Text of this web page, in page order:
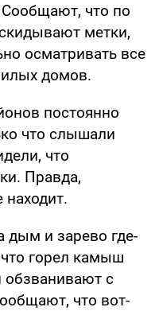
что по
метки,
осматривать все
домов.
постоянно
что слышали
что
Правда,
находит.
дым и зарево где-
горел камыш
обзванивают с
что вот-